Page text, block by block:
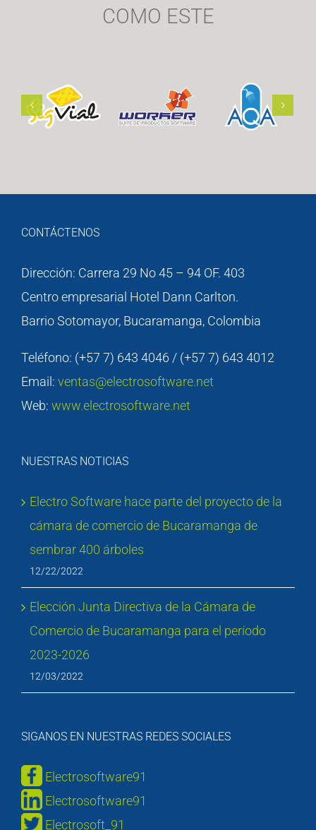
COMO ESTE
CONTÁCTENOS
Dirección: Carrera 29 No 45 – 94 OF. 403
Centro empresarial Hotel Dann Carlton.
Barrio Sotomayor, Bucaramanga, Colombia
Teléfono: (+57 7) 643 4046 / (+57 7) 643 4012
Email: ventas@electrosoftware.net
Web: www.electrosoftware.net
NUESTRAS NOTICIAS
Electro Software hace parte del proyecto de la
cámara de comercio de Bucaramanga de
sembrar 400 árboles
12/22/2022
Elección Junta Directiva de la Cámara de
Comercio de Bucaramanga para el período
2023-2026
12/03/2022
SIGANOS EN NUESTRAS REDES SOCIALES
Electrosoftware91
Electrosoftware91
Electrosoft_91